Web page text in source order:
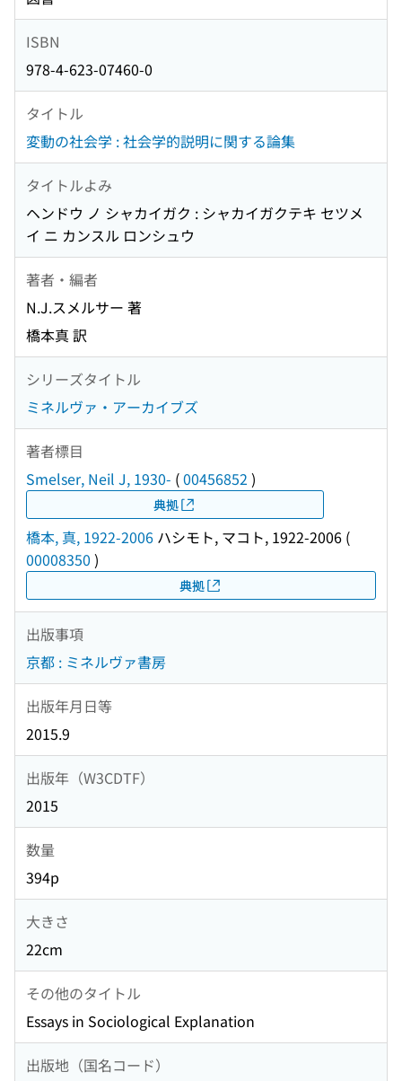
ISBN
978-4-623-07460-0
タイトル
変動の社会学 : 社会学的説明に関する論集
タイトルよみ
ヘンドウ ノ シャカイガク : シャカイガクテキ セツメ
イ ニ カンスル ロンシュウ
著者・編者
N.J.スメルサー 著
橋本真 訳
シリーズタイトル
ミネルヴァ・アーカイブズ
著者標目
Smelser, Neil J, 1930- (00456852 )
典拠
橋本, 真, 1922-2006 ハシモト, マコト, 1922-2006 (
00008350 )
典拠
出版事項
京都 : ミネルヴァ書房
出版年月日等
2015.9
出版年（W3CDTF）
2015
数量
394p
大きさ
22cm
その他のタイトル
Essays in Sociological Explanation
出版地（国名コード）